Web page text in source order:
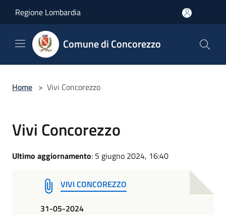
Regione Lombardia
Comune di Concorezzo
Home > Vivi Concorezzo
Vivi Concorezzo
Ultimo aggiornamento: 5 giugno 2024, 16:40
VIVI CONCOREZZO
31-05-2024